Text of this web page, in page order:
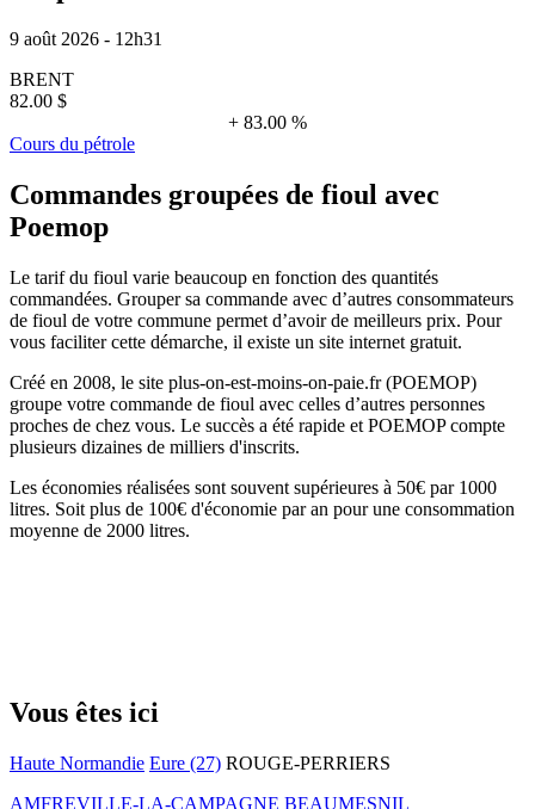
9 août 2026 - 12h31
BRENT
82.00 $
+ 83.00 %
Cours du pétrole
Commandes groupées de fioul avec
Poemop
Le tarif du fioul varie beaucoup en fonction des quantités
commandées. Grouper sa commande avec d’autres consommateurs
de fioul de votre commune permet d’avoir de meilleurs prix. Pour
vous faciliter cette démarche, il existe un site internet gratuit.
Créé en 2008, le site plus-on-est-moins-on-paie.fr (POEMOP)
groupe votre commande de fioul avec celles d’autres personnes
proches de chez vous. Le succès a été rapide et POEMOP compte
plusieurs dizaines de milliers d'inscrits.
Les économies réalisées sont souvent supérieures à 50€ par 1000
litres. Soit plus de 100€ d'économie par an pour une consommation
moyenne de 2000 litres.
Vous êtes ici
Haute Normandie Eure (27) ROUGE-PERRIERS
AMFREVILLE-LA-CAMPAGNE BEAUMESNIL